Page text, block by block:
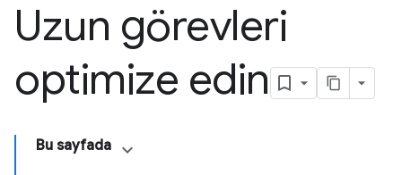
Uzun görevleri
optimize edin
Bu sayfada